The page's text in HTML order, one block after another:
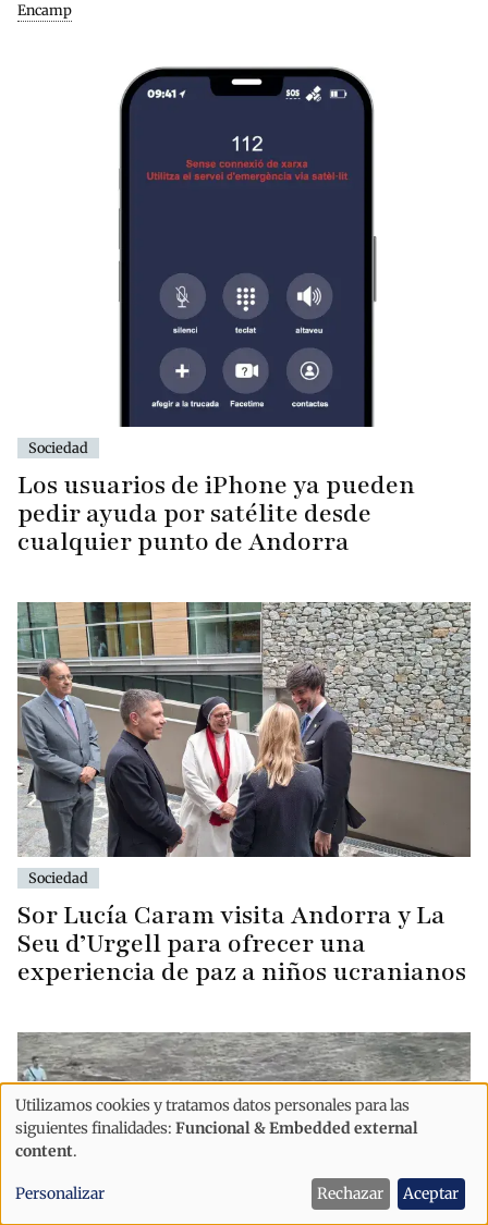
Encamp
Sociedad
Los usuarios de iPhone ya pueden
pedir ayuda por satélite desde
cualquier punto de Andorra
Sociedad
Sor Lucía Caram visita Andorra y La
Seu d’Urgell para ofrecer una
experiencia de paz a niños ucranianos
Uso
de
datos
personales
Utilizamos cookies y tratamos datos personales para las
siguientes finalidades: Funcional & Embedded external
content.
Personalizar Rechazar Aceptar